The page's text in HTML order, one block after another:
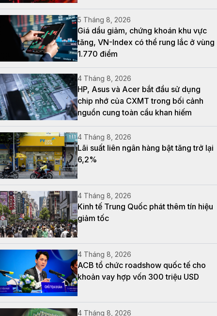
5 Tháng 8, 2026
Giá dầu giảm, chứng khoán khu vực
tăng, VN-Index có thể rung lắc ở vùng
1.770 điểm
4 Tháng 8, 2026
HP, Asus và Acer bắt đầu sử dụng
chip nhớ của CXMT trong bối cảnh
nguồn cung toàn cầu khan hiếm
4 Tháng 8, 2026
Lãi suất liên ngân hàng bật tăng trở lại
6,2%
4 Tháng 8, 2026
Kinh tế Trung Quốc phát thêm tín hiệu
giảm tốc
4 Tháng 8, 2026
ACB tổ chức roadshow quốc tế cho
khoản vay hợp vốn 300 triệu USD
4 Tháng 8, 2026